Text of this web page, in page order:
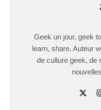
Geek un jour, geek
learn, share. Auteur
de culture geek, de